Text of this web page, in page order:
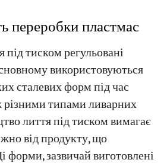
переробки пластмас
під тиском регульовані
використовуються
сталевих форм під час
типами ливарних
лиття під тиском вимагає
від продукту, що
форми, зазвичай виготовлені